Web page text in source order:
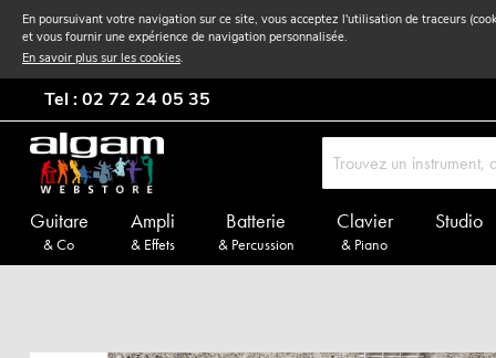
En poursuivant votre navigation sur ce site, vous acceptez l'utilisation de traceurs
et vous fournir une expérience de navigation personnalisée.
En savoir plus sur les cookies.
Tel : 02 72 24 05 35
Guitare
& Co
Ampli
& Effets
Batterie
& Percussion
Clavier
& Piano
Studio